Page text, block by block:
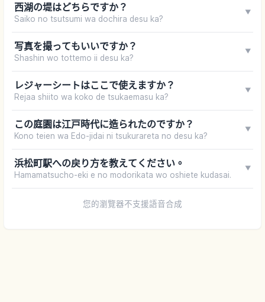
西湖の堤はどちらですか？
Saiko no tsutsumi wa dochira desu ka?
▼
写真を撮ってもいいですか？
Shashin wo tottemo ii desu ka?
▼
レジャーシートはここで使えますか？
Rejaa shiito wa koko de tsukaemasu ka?
▼
この庭園は江戸時代に造られたのですか？
Kono teien wa Edo-jidai ni tsukurareta no desu ka?
▼
浜松町駅への戻り方を教えてください。
Hamamatsucho-eki e no modorikata wo oshiete kudasai.
▼
您的瀏覽器不支援語音合成